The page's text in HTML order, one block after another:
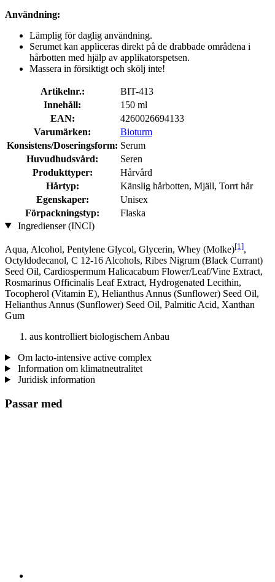
Användning:
Lämplig för daglig användning.
Serumet kan appliceras direkt på de drabbade områdena i
hårbotten med hjälp av applikatorspetsen.
Massera in försiktigt och skölj inte!
Artikelnr.:
BIT-413
Innehåll:
150 ml
EAN:
4260026694133
Varumärken:
Bioturm
Konsistens/Doseringsform: Serum
Huvudhudsvård:
Seren
Produkttyper:
Hårvård
Hårtyp:
Känslig hårbotten, Mjäll, Torrt hår
Egenskaper:
Unisex
Förpackningstyp:
Flaska
Ingredienser (INCI)
Aqua, Alcohol, Pentylene Glycol, Glycerin, Whey (Molke)[1],
Octyldodecanol, C 12-16 Alcohols, Ribes Nigrum (Black Currant)
Seed Oil, Cardiospermum Halicacabum Flower/Leaf/Vine Extract,
Rosmarinus Officinalis Leaf Extract, Hydrogenated Lecithin,
Tocopherol (Vitamin E), Helianthus Annus (Sunflower) Seed Oil,
Helianthus Annus (Sunflower) Seed Oil, Palmitic Acid, Xanthan
Gum
aus kontrolliert biologischem Anbau
Om lacto-intensive active complex
Information om klimatneutralitet
Juridisk information
Passar med